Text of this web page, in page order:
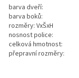
barva dveří:
barva boků:
rozměry: VxŠxH
nosnost police:
celková hmotnost:
přepravní rozměry: